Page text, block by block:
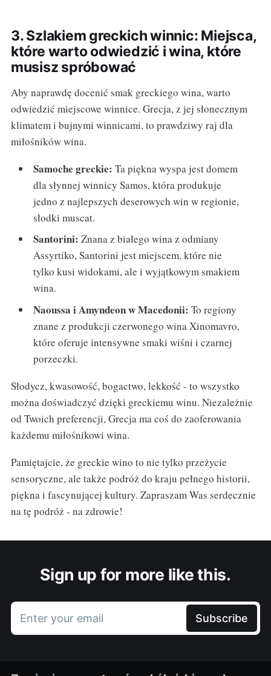
3. Szlakiem greckich winnic: Miejsca,
które warto odwiedzić i wina, które
musisz spróbować
Aby naprawdę docenić smak greckiego wina, warto
odwiedzić miejscowe winnice. Grecja, z jej słonecznym
klimatem i bujnymi winnicami, to prawdziwy raj dla
miłośników wina.
Samoche greckie: Ta piękna wyspa jest domem
dla słynnej winnicy Samos, która produkuje
jedno z najlepszych deserowych win w regionie,
słodki muscat.
Santorini: Znana z białego wina z odmiany
Assyrtiko, Santorini jest miejscem, które nie
tylko kusi widokami, ale i wyjątkowym smakiem
wina.
Naoussa i Amyndeon w Macedonii: To regiony
znane z produkcji czerwonego wina Xinomavro,
które oferuje intensywne smaki wiśni i czarnej
porzeczki.
Słodycz, kwasowość, bogactwo, lekkość - to wszystko
można doświadczyć dzięki greckiemu winu. Niezależnie
od Twoich preferencji, Grecja ma coś do zaoferowania
każdemu miłośnikowi wina.
Pamiętajcie, że greckie wino to nie tylko przeżycie
sensoryczne, ale także podróż do kraju pełnego historii,
piękna i fascynującej kultury. Zapraszam Was serdecznie
na tę podróż - na zdrowie!
Sign up for more like this.
Enter your email Subscribe